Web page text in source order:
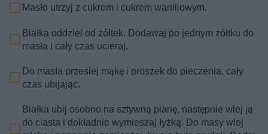
Masło utrzyj z cukrem i cukrem waniliowym.
Białka oddziel od żółtek. Dodawaj po jednym żółtku do
masła i cały czas ucieraj.
Do masła przesiej mąkę i proszek do pieczenia, cały
czas ubijając.
Białka ubij osobno na sztywną pianę, następnie wlej ją
do ciasta i dokładnie wymieszaj łyżką. Do masy wlej